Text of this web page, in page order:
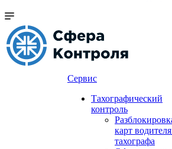
Сервис
Тахографический
контроль
карт
тахографа